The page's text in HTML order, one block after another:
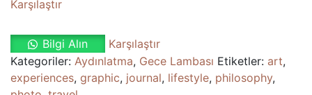
amet
Karşılaştır
Bilgi Alın
Karşılaştır
Kategoriler: Aydınlatma, Gece Lambası Etiketler: art,
experiences, graphic, journal, lifestyle, philosophy,